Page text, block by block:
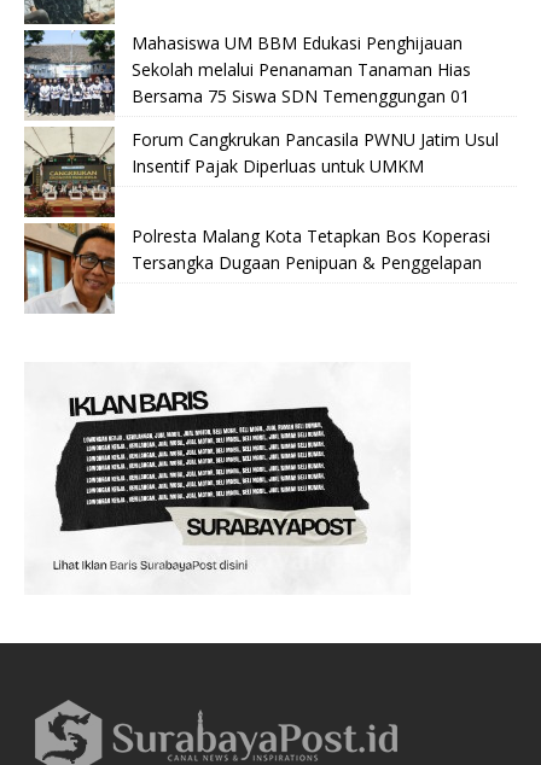
Mahasiswa UM BBM Edukasi Penghijauan
Sekolah melalui Penanaman Tanaman Hias
Bersama 75 Siswa SDN Temenggungan 01
Forum Cangkrukan Pancasila PWNU Jatim Usul
Insentif Pajak Diperluas untuk UMKM
Polresta Malang Kota Tetapkan Bos Koperasi
Tersangka Dugaan Penipuan & Penggelapan